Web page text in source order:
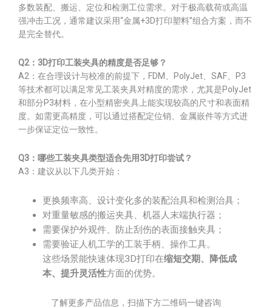
多数装配、搬运、定位和检测工位需求。对于极高载荷或高温
强冲击工况，通常建议采用“金属+3D打印塑料”组合方案，而不
是完全替代。
Q2：3D打印工装夹具的精度是否足够？
A2：在合理设计与校准的前提下，FDM、PolyJet、SAF、P3
等技术都可以满足常见工装夹具对精度的需求，尤其是PolyJet
和部分P3材料，在小型精密夹具上能实现较高的尺寸和表面精
度。如需更高精度，可以通过搭配定位销、金属嵌件等方式进
一步保证定位一致性。
Q3：哪些工装夹具类型适合先用3D打印尝试？
A3：建议从以下几类开始：
更换频率高、设计变化多的装配治具和检测治具；
对重量敏感的搬运夹具、机器人末端执行器；
需要保护外观件、防止刮伤的表面接触夹具；
需要验证人机工学的工装手柄、操作工具。
这些场景能快速体现3D打印在缩短交期、降低成
本、提升灵活性方面的优势。
了解更多产品信息，扫描下方二维码一键咨询